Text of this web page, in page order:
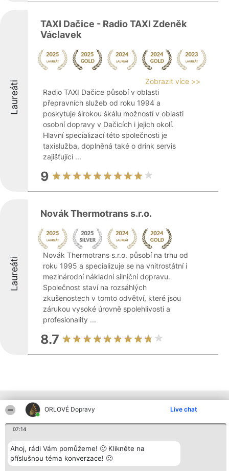
ORLOVÉ Dopravy Live chat
07:14
Ahoj, rádi Vám pomůžeme! 🙂 Klikněte na
příslušnou téma konverzace! 🙂
Laureáti
TAXI Dačice - Radio TAXI Zdeněk
Václavek
Zobrazit více >>
Radio TAXI Dačice působí v oblasti
přepravních služeb od roku 1994 a
poskytuje širokou škálu možností v oblasti
osobní dopravy v Dačicích i jejich okolí.
Hlavní specializací této společnosti je
taxislužba, doplněná také o drink servis
zajišťující ...
9
Laureáti
Novák Thermotrans s.r.o.
Novák Thermotrans s.r.o. působí na trhu od
roku 1995 a specializuje se na vnitrostátní i
mezinárodní nákladní silniční dopravu.
Společnost staví na rozsáhlých
zkušenostech v tomto odvětví, které jsou
zárukou vysoké úrovně spolehlivosti a
profesionality ...
8.7
Ostatní společnosti z kraje
Organizátor hlasování
Bright Side Solutions sp. z o.
o. sp. k.
ul. Ruska 22
Plebiscyt
Vítězové
Seznam všech
laureátů
Kontakt